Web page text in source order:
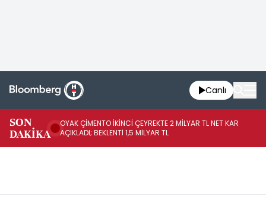
Canlı
SON
DAKİKA
OYAK ÇİMENTO İKİNCİ ÇEYREKTE 2 MİLYAR TL NET KAR
AÇIKLADI; BEKLENTİ 1,5 MİLYAR TL